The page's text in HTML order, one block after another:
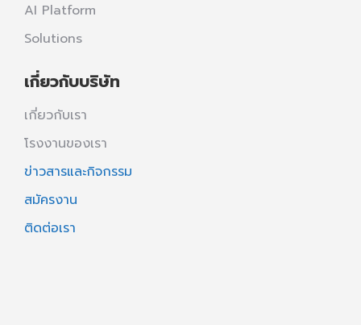
AI Platform
Solutions
เกี่ยวกับบริษัท
เกี่ยวกับเรา
โรงงานของเรา
ข่าวสารและกิจกรรม
สมัครงาน
ติดต่อเรา